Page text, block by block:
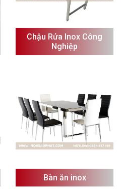
Chậu Rửa Inox Công
Nghiệp
Bàn ăn inox